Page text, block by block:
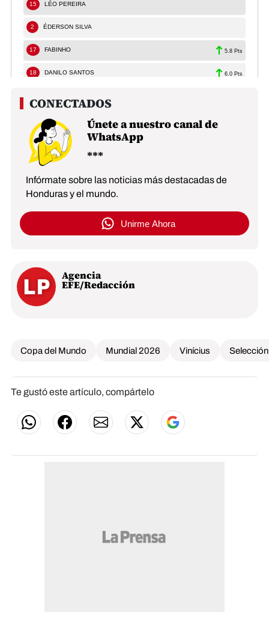
Únete a nuestro canal de
WhatsApp
Infórmate sobre las noticias más destacadas de
Honduras y el mundo.
Unirme Ahora
Agencia
EFE/Redacción
Copa del Mundo Mundial 2026 Vinícius
Te gustó este artículo, compártelo